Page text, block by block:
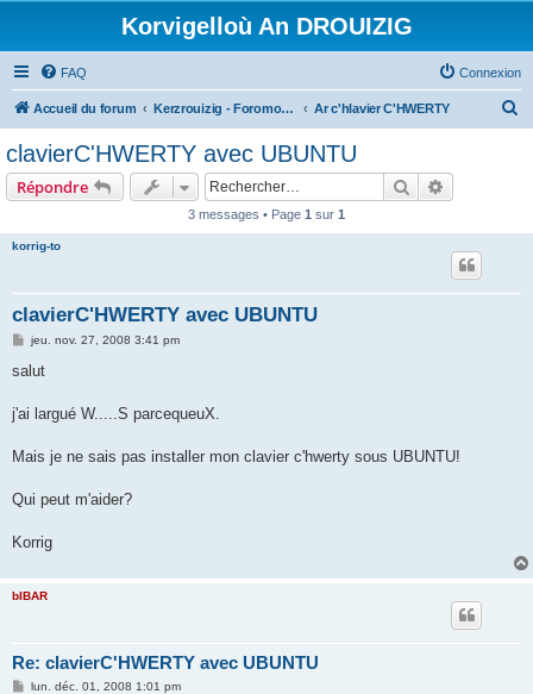
Korvigelloù An DROUIZIG
FAQ Connexion
Accueil du forum Kerzrouizig - Foromoù An Drouizig Ar c'hlavier C'HWERTY
clavierC'HWERTY avec UBUNTU
Répondre Rechercher
3 messages • Page 1 sur 1
korrig-to
clavierC'HWERTY avec UBUNTU
M
s
g
jeu. nov. 27, 2008 3:41 pm
salut
j'ai largué W.....S parcequeuX.
Mais je ne sais pas installer mon clavier c'hwerty sous UBUNTU!
Qui peut m'aider?
Korrig
bIBAR
Re: clavierC'HWERTY avec UBUNTU
Mlun. déc. 01, 2008 1:01 pm